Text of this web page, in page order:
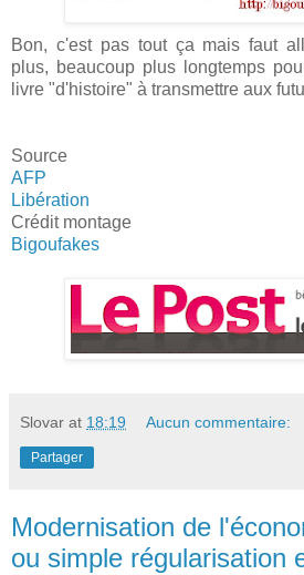
Bon, c'est pas tout ça mais faut
plus, beaucoup plus longtemps
livre "d'histoire" à transmettre aux
Source
AFP
Libération
Crédit montage
Bigoufakes
Slovar at 18:19 Aucun commentaire:
Partager
Modernisation de
ou simple régularisation